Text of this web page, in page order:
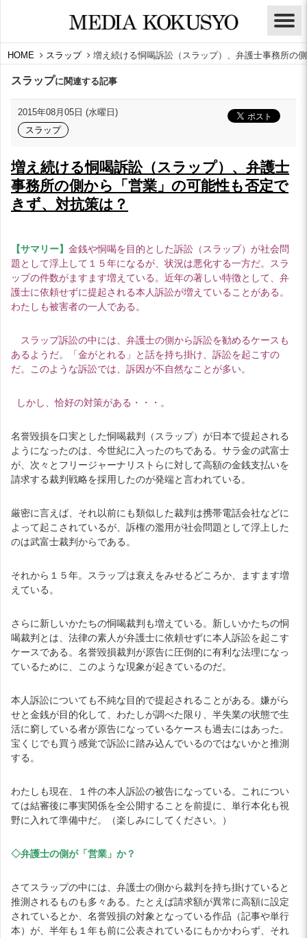
HOME スラップ 増え続ける恫喝訴訟（スラップ）、弁護士事務所の
スラップに関連する記事
2015年08月05日 (水曜日)
スラップ
増え続ける恫喝訴訟（スラップ）、弁護士
事務所の側から「営業」の可能性も否定で
きず、対抗策は？
【サマリー】 金銭や恫喝を目的とした訴訟（スラップ）が社会問
題として浮上して１５年になるが、状況は悪化する一方だ。スラ
ップの件数がますます増えている。近年の著しい特徴として、弁
護士に依頼せずに提起される本人訴訟が増えていることがある。
わたしも被害者の一人である。
スラップ訴訟の中には、弁護士の側から訴訟を勧めるケースも
あるようだ。「金がとれる」と話を持ち掛け、訴訟を起こすの
だ。このような訴訟では、訴因が不自然なことが多い。
しかし、恰好の対策がある・・・。
名誉毀損を口実とした恫喝裁判（スラップ）が日本で提起される
ようになったのは、今世紀に入ったのちである。サラ金の武富士
が、次々とフリージャーナリストらに対して高額の金銭支払いを
請求する裁判戦略を採用したのが発端と言われている。
厳密に言えば、それ以前にも類似した裁判は携帯電話会社などに
よって起こされているが、訴権の濫用が社会問題として浮上した
のは武富士裁判からである。
それから１５年。スラップは衰えをみせるどころか、ますます増
えている。
さらに新しいかたちの恫喝裁判も増えている。新しいかたちの恫
喝裁判とは、法律の素人が弁護士に依頼せずに本人訴訟を起こす
ケースである。名誉毀損裁判が原告に圧倒的に有利な法理になっ
ているために、このような現象が起きているのだ。
本人訴訟についても不純な目的で提起されることがある。嫌がら
せと金銭が目的化して、わたしが調べた限り、半失業の状態で生
活に窮している者が原告になっているケースも過去にはあった。
宝くじでも買う感覚で訴訟に踏み込んでいるのではないかと推測
する。
わたしも現在、１件の本人訴訟の被告になっている。これについ
ては結審後に事実関係を全公開することを前提に、単行本化も視
野に入れて準備中だ。（楽しみにしてください。）
◇弁護士の側が「営業」か？
さてスラップの中には、弁護士の側から裁判を持ち掛けていると
推測されるものも多々ある。たとえば請求額が異常に高額に設定
されているとか、名誉毀損の対象となっている作品（記事や単行
本）が、半年も１年も前に公表されているにもかかわらず、それ